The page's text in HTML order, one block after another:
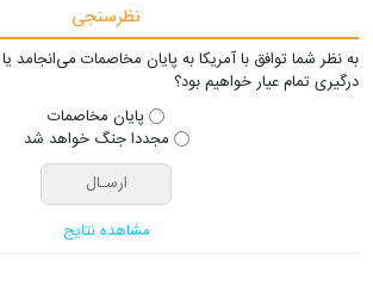
نظرسنجی
به نظر شما توافق با آمریکا به پایان مخاصمات می‌انجامد
درگیری تمام عیار خواهیم بود؟
پایان مخاصمات
مجددا جنگ خواهد شد
مشاهده نتایج